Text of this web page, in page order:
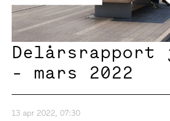
Delårsrapport
- mars 2022
13 apr 2022, 07:30